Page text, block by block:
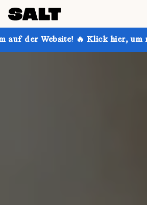
🔥 Klick hier, um mehr zu erfahren